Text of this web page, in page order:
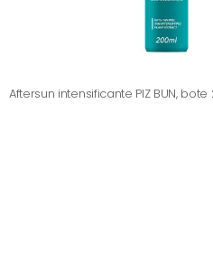
Aftersun intensificante PIZ BUN, bote